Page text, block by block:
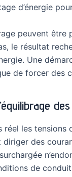
d’énergie
peuvent
le résultat
Une
de forcer des
réel les
diriger des
de